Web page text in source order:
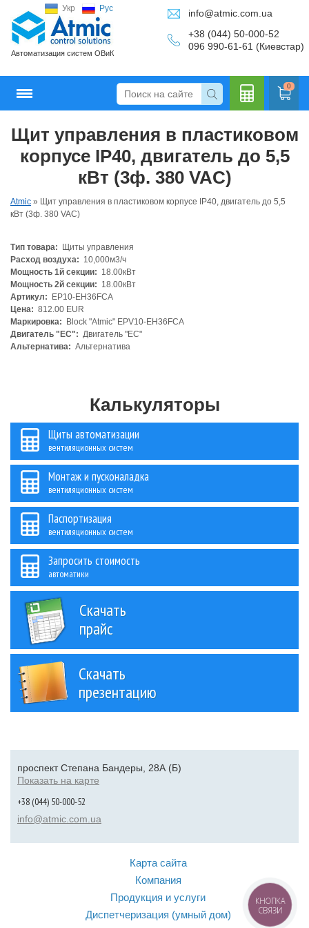
Укр Рус
Автоматизация систем ОВиК
info@atmic.com.ua
+38 (044) 50-000-52
096 990-61-61 (Киевстар)
0
Щит управления в пластиковом
корпусе IP40, двигатель до 5,5
кВт (3ф. 380 VAC)
Atmic » Щит управления в пластиковом корпусе IP40, двигатель до 5,5
кВт (3ф. 380 VAC)
Тип товара:
Щиты управления
Расход воздуха: 10,000м3/ч
Мощность 1й секции: 18.00кВт
Мощность 2й секции: 18.00кВт
Артикул:
EP10-EH36FCA
Цена: 812.00 EUR
Маркировка:
Block "Atmic" EPV10-EH36FCA
Двигатель "ЕС": Двигатель "ЕС"
Альтернатива: Альтернатива
Калькуляторы
Щиты автоматизации
вентиляционных систем
Монтаж и пусконаладка
вентиляционных систем
Паспортизация
вентиляционных систем
Запросить стоимость
автоматики
Скачать
прайс
Скачать
презентацию
проспект Степана Бандеры, 28А (Б)
Показать на карте
+38 (044) 50-000-52
info@atmic.com.ua
Карта сайта
Компания
Продукция и услуги
Диспетчеризация (умный дом)
КНОПКА
СВЯЗИ